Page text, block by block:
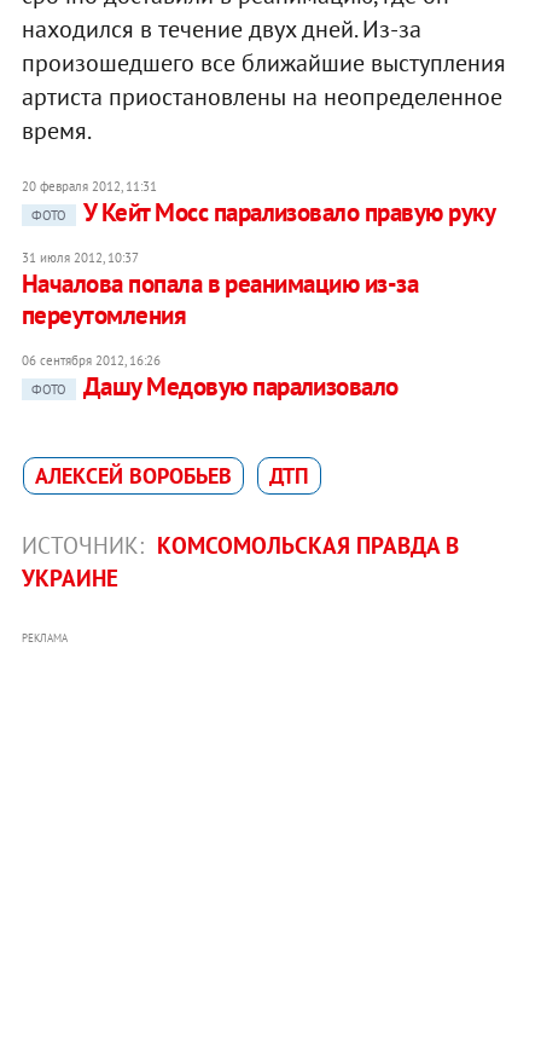
находился в течение двух дней. Из-за
произошедшего все ближайшие выступления
артиста приостановлены на неопределенное
время.
20 февраля 2012, 11:31
ФОТО
У Кейт Мосс парализовало правую руку‎
31 июля 2012, 10:37
Началова попала в реанимацию из-за
переутомления
06 сентября 2012, 16:26
ФОТО
Дашу Медовую парализовало
АЛЕКСЕЙ ВОРОБЬЕВ ДТП
ИСТОЧНИК: КОМСОМОЛЬСКАЯ ПРАВДА В
УКРАИНЕ
РЕКЛАМА